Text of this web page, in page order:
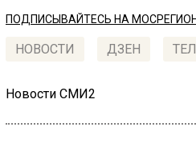
ПОДПИСЫВАЙТЕСЬ НА
НОВОСТИ ДЗЕН
Новости СМИ2